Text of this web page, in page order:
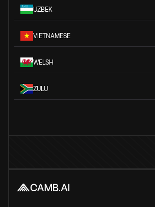
UZBEK
VIETNAMESE
WELSH
ZULU